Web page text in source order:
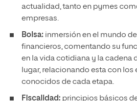
actualidad, tanto en pymes
empresas.
Bolsa: inmersión en el mundo
financieros, comentando su
en la vida cotidiana y la cadena
lugar, relacionando esta con los
conocidos de cada etapa.
Fiscalidad: principios básicos